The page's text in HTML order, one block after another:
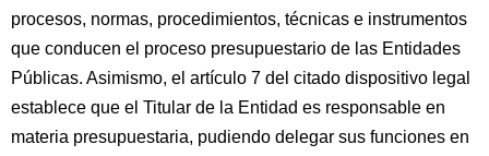
procesos, normas, procedimientos, técnicas e instrumentos
que conducen el proceso presupuestario de las Entidades
Públicas. Asimismo, el artículo 7 del citado dispositivo legal
establece que el Titular de la Entidad es responsable en
materia presupuestaria, pudiendo delegar sus funciones en